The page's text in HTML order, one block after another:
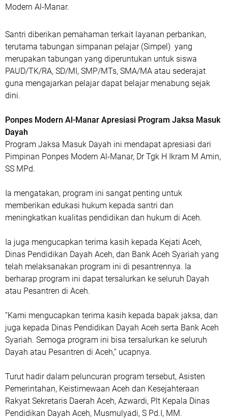
Modern Al-Manar.
Santri diberikan pemahaman terkait layanan perbankan,
terutama tabungan simpanan pelajar (Simpel) yang
merupakan tabungan yang diperuntukan untuk siswa
PAUD/TK/RA, SD/MI, SMP/MTs, SMA/MA atau sederajat
guna mengajarkan pelajar dapat belajar menabung sejak
dini.
Ponpes Modern Al-Manar Apresiasi Program Jaksa Masuk
Dayah
Program Jaksa Masuk Dayah ini mendapat apresiasi dari
Pimpinan Ponpes Modern Al-Manar, Dr Tgk H Ikram M Amin,
SS MPd.
Ia mengatakan, program ini sangat penting untuk
memberikan edukasi hukum kepada santri dan
meningkatkan kualitas pendidikan dan hukum di Aceh.
Ia juga mengucapkan terima kasih kepada Kejati Aceh,
Dinas Pendidikan Dayah Aceh, dan Bank Aceh Syariah yang
telah melaksanakan program ini di pesantrennya. Ia
berharap program ini dapat tersalurkan ke seluruh Dayah
atau Pesantren di Aceh.
“Kami mengucapkan terima kasih kepada bapak jaksa, dan
juga kepada Dinas Pendidikan Dayah Aceh serta Bank Aceh
Syariah. Semoga program ini bisa tersalurkan ke seluruh
Dayah atau Pesantren di Aceh,” ucapnya.
Turut hadir dalam peluncuran program tersebut, Asisten
Pemerintahan, Keistimewaan Aceh dan Kesejahteraan
Rakyat Sekretaris Daerah Aceh, Azwardi, Plt Kepala Dinas
Pendidikan Dayah Aceh, Musmulyadi, S Pd.I, MM.